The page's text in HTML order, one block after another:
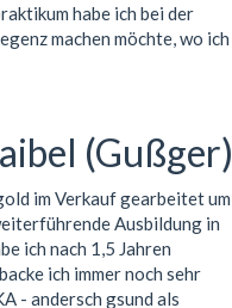
habe ich bei der
machen möchte, wo ich
(Gußger)
im Verkauf gearbeitet um
Ausbildung in
ich nach 1,5 Jahren
ich immer noch sehr
- andersch gsund als